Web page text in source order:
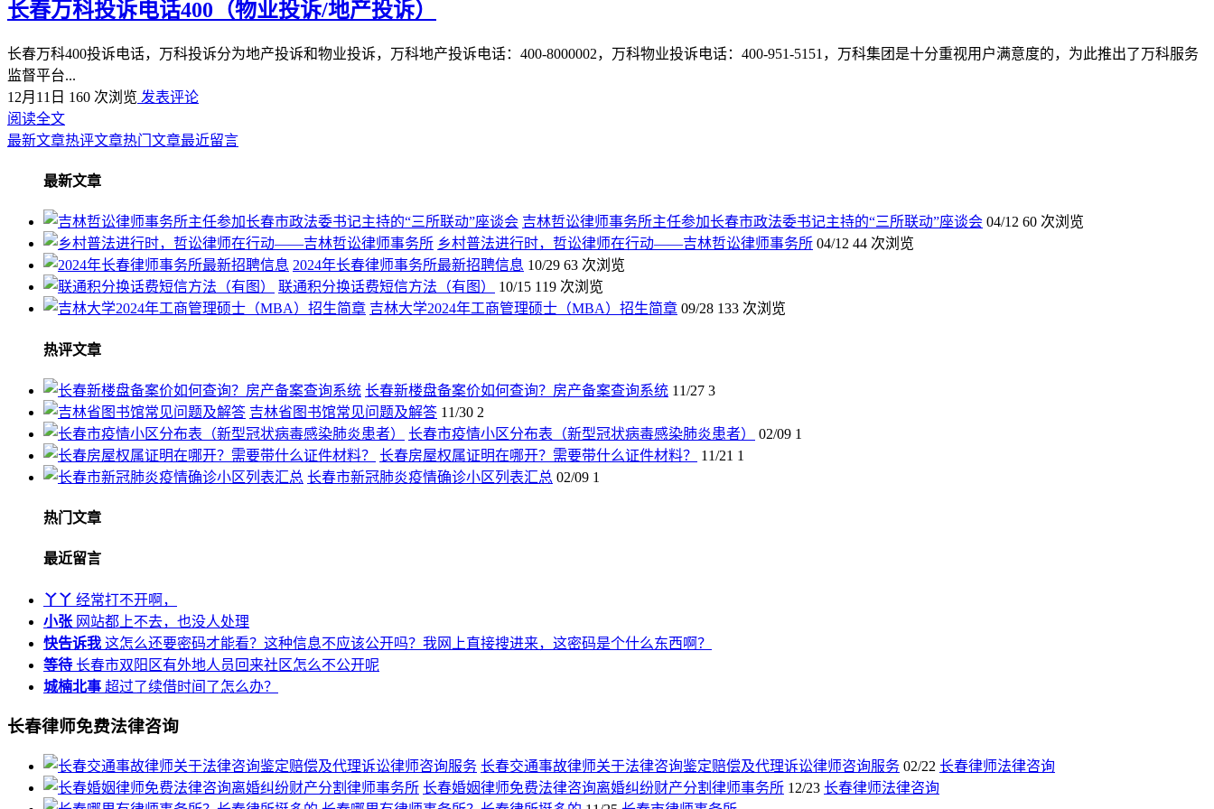
长春万科投诉电话400（物业投诉/地产投诉）
长春万科400投诉电话，万科投诉分为地产投诉和物业投诉，万科地产投诉电话：400-8000002，万科物业投诉电话：400-951-5151，万科集团是十分重视用户满意度的，为此推出了万科服务
监督平台...
12月11日 160 次浏览 发表评论
阅读全文
最新文章热评文章热门文章最近留言
最新文章
吉林哲讼律师事务所主任参加长春市政法委书记主持的“三所联动”座谈会 04/12 60 次浏览
乡村普法进行时，哲讼律师在行动——吉林哲讼律师事务所 04/12 44 次浏览
2024年长春律师事务所最新招聘信息 10/29 63 次浏览
联通积分换话费短信方法（有图）
10/15 119 次浏览
吉林大学2024年工商管理硕士（MBA）招生简章 09/28 133 次浏览
热评文章
长春新楼盘备案价如何查询？房产备案查询系统 11/27 3
吉林省图书馆常见问题及解答 11/30 2
长春市疫情小区分布表（新型冠状病毒感染肺炎患者）
02/09 1
长春房屋权属证明在哪开？需要带什么证件材料？
11/21 1
长春市新冠肺炎疫情确诊小区列表汇总 02/09 1
热门文章
最近留言
丫丫 经常打不开啊，
小张 网站都上不去，也没人处理
快告诉我 这怎么还要密码才能看？这种信息不应该公开吗？我网上直接搜进来，这密码是个什么东西啊？
等待 长春市双阳区有外地人员回来社区怎么不公开呢
城楠北事 超过了续借时间了怎么办？
长春律师免费法律咨询
长春交通事故律师关于法律咨询鉴定赔偿及代理诉讼律师咨询服务 02/22 长春律师法律咨询
长春婚姻律师免费法律咨询离婚纠纷财产分割律师事务所 12/23 长春律师法律咨询